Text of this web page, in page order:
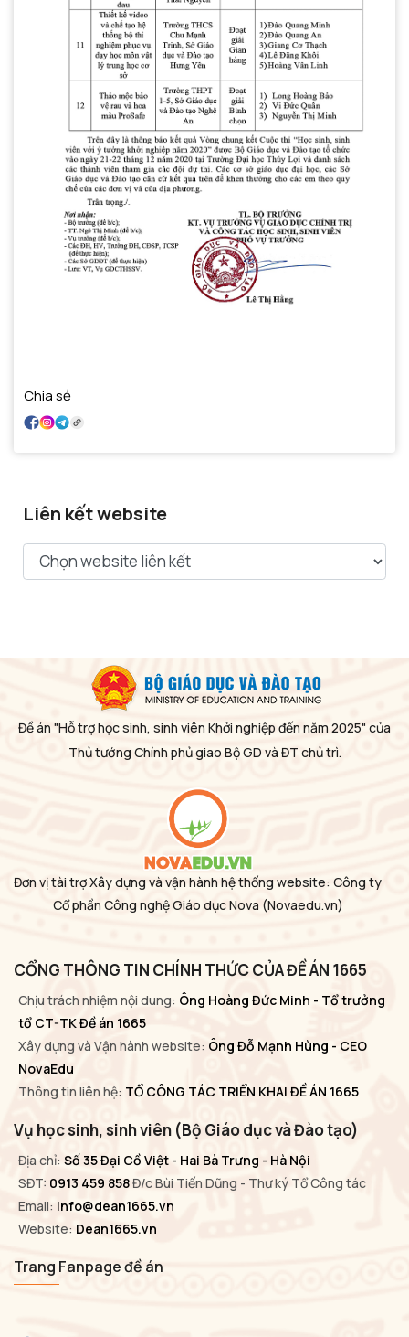
Chia sẻ
Liên kết website
Đề án "Hỗ trợ học sinh, sinh viên Khởi nghiệp đến năm 2025" của
Thủ tướng Chính phủ giao Bộ GD và ĐT chủ trì.
Đơn vị tài trợ Xây dựng và vận hành hệ thống website: Công ty
Cổ phần Công nghệ Giáo dục Nova (Novaedu.vn)
CỔNG THÔNG TIN CHÍNH THỨC CỦA ĐỀ ÁN 1665
Chịu trách nhiệm nội dung: Ông Hoàng Đức Minh - Tổ trưởng
tổ CT-TK Đề án 1665
Xây dựng và Vận hành website: Ông Đỗ Mạnh Hùng - CEO
NovaEdu
Thông tin liên hệ: TỔ CÔNG TÁC TRIỂN KHAI ĐỀ ÁN 1665
Vụ học sinh, sinh viên (Bộ Giáo dục và Đào tạo)
Địa chỉ: Số 35 Đại Cồ Việt - Hai Bà Trưng - Hà Nội
SĐT: 0913 459 858Đ/c Bùi Tiến Dũng - Thư ký Tổ Công tác
Email: info@dean1665.vn
Website: Dean1665.vn
Trang Fanpage đề án